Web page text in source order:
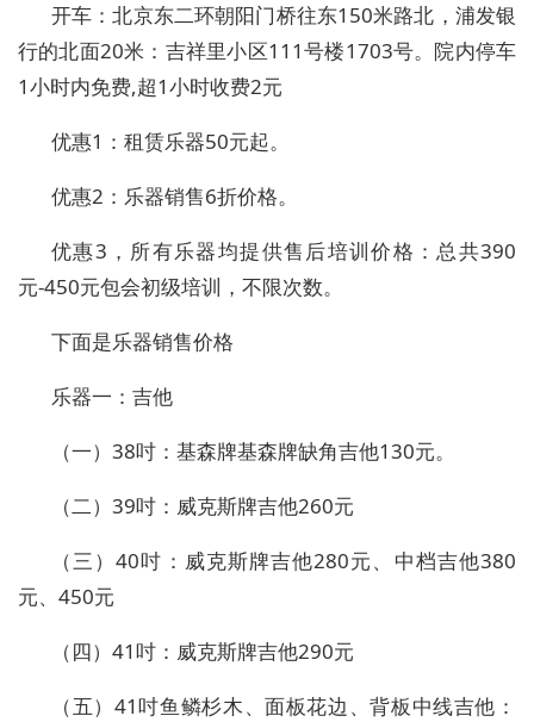
开车：北京东二环朝阳门桥往东150米路北，浦发银
行的北面20米：吉祥里小区111号楼1703号。院内停车
1小时内免费,超1小时收费2元
优惠1：租赁乐器50元起。
优惠2：乐器销售6折价格。
优惠3，所有乐器均提供售后培训价格：总共390
元-450元包会初级培训，不限次数。
下面是乐器销售价格
乐器一：吉他
（一）38吋：基森牌基森牌缺角吉他130元。
（二）39吋：威克斯牌吉他260元
（三）40吋：威克斯牌吉他280元、中档吉他380
元、450元
（四）41吋：威克斯牌吉他290元
（五）41吋鱼鳞杉木、面板花边、背板中线吉他：